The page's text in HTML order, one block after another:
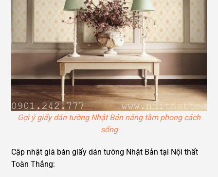
Gợi ý giấy dán tường Nhật Bản nâng tầm phong cách
sống
Cập nhật giá bán giấy dán tường Nhật Bản tại Nội thất
Toàn Thắng: